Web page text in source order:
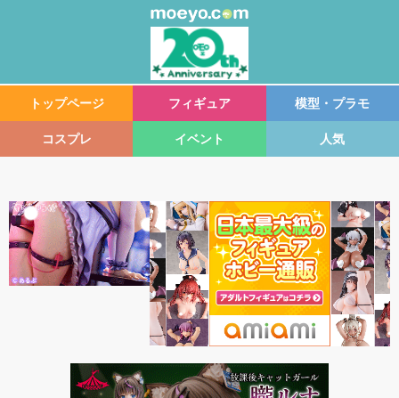
トップページ フィギュア 模型・プラモ
コスプレ イベント 人気